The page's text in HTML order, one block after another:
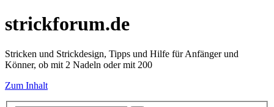
strickforum.de
Stricken und Strickdesign, Tipps und Hilfe für Anfänger und
Könner, ob mit 2 Nadeln oder mit 200
Zum Inhalt